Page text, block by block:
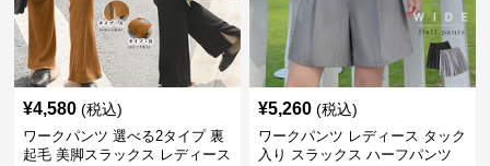
¥4,580 (税込)
ワークパンツ 選べる2タイプ 裏
起毛 美脚スラックス レディース
¥5,260 (税込)
ワークパンツ レディース タック
入り スラックス ハーフパンツ